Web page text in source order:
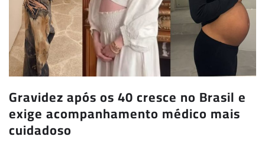
Gravidez após os 40 cresce no Brasil e
exige acompanhamento médico mais
cuidadoso